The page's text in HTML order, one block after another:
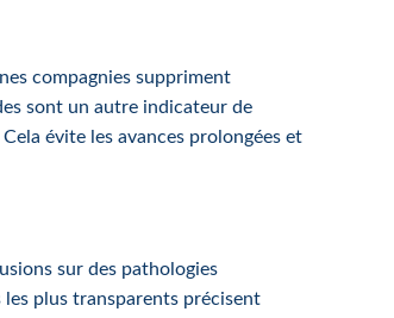
compagnies suppriment
sont un autre indicateur de
évite les avances prolongées et
sur des pathologies
les plus transparents précisent